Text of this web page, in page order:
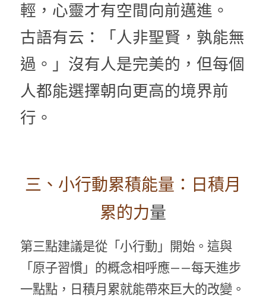
輕，心靈才有空間向前邁進。
古語有云：「人非聖賢，孰能無
過。」沒有人是完美的，但每個
人都能選擇朝向更高的境界前
行。
三、小行動累積能量：日積月
累的力量
第三點建議是從「小行動」開始。這與
「原子習慣」的概念相呼應——每天進步
一點點，日積月累就能帶來巨大的改變。